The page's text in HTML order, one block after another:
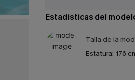
Estadísticas del
Talla de la
Estatura: 176